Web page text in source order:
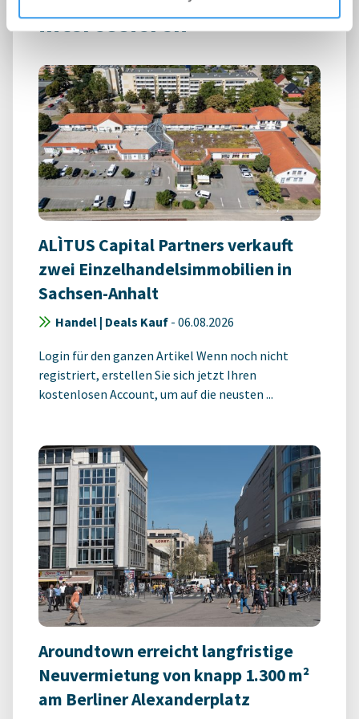
interessieren
ALÌTUS Capital Partners verkauft
zwei Einzelhandelsimmobilien in
Sachsen-Anhalt
Handel | Deals Kauf - 06.08.2026
Login für den ganzen Artikel Wenn noch nicht
registriert, erstellen Sie sich jetzt Ihren
kostenlosen Account, um auf die neusten ...
Aroundtown erreicht langfristige
Neuvermietung von knapp 1.300 m²
am Berliner Alexanderplatz